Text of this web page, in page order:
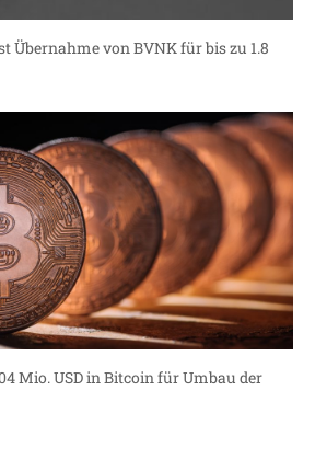
Übernahme von BVNK für bis zu 1.8
Mio. USD in Bitcoin für Umbau der